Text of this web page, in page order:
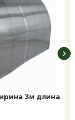
3м длина